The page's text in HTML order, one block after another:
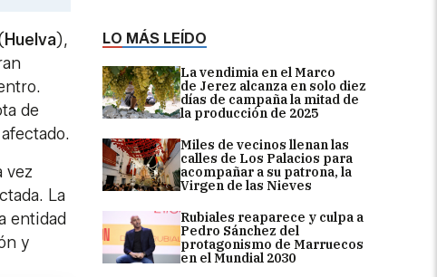
LO MÁS LEÍDO
La vendimia en el Marco
de Jerez alcanza en solo diez
días de campaña la mitad de
la producción de 2025
Miles de vecinos llenan las
calles de Los Palacios para
acompañar a su patrona, la
Virgen de las Nieves
Rubiales reaparece y culpa a
Pedro Sánchez del
protagonismo de Marruecos
en el Mundial 2030
Huelva),
de
vez
La
entidad
y